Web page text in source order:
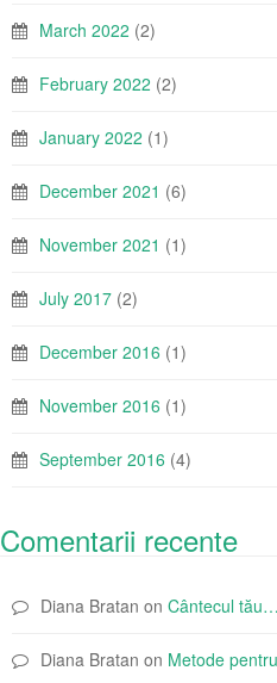
March 2022 (2)
February 2022 (2)
January 2022 (1)
December 2021 (6)
November 2021 (1)
July 2017 (2)
December 2016 (1)
November 2016 (1)
September 2016 (4)
Comentarii recente
Diana Bratan on Cântecul tău…
Diana Bratan on Metode